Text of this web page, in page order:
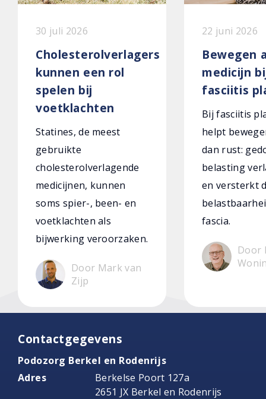
30 juli 2026
Cholesterolverlagers
kunnen een rol
spelen bij
voetklachten
Statines, de meest
gebruikte
cholesterolverlagende
medicijnen, kunnen
soms spier-, been- en
voetklachten als
bijwerking veroorzaken.
Door Mark van
Zijp
22 juni 2026
Bewegen
medicijn
fasciitis
Bij fasciitis
helpt
dan rust:
belasting
en versterkt
fascia.
Door
Contactgegevens
Podozorg Berkel en Rodenrijs
Adres
Berkelse Poort 127a
2651 JX Berkel en Rodenrijs